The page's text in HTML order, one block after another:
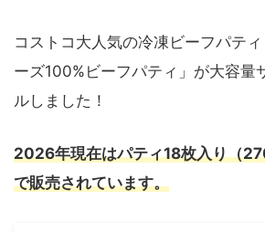
コストコ大人気の冷凍ビーフパテ
ーズ100%ビーフパティ」が大容量
ルしました！
2026年現在はパティ18枚入り（
で販売されています。